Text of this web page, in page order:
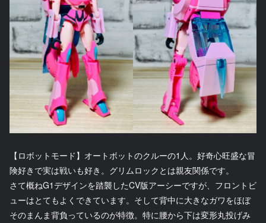
【ロボットモード】オートボットのクルーの1人。好奇心旺盛な冒
険好きで実は戦いも好き。グリムロックとは親友関係です。
さて概ねG1デザインを踏襲したCV版アーシーですが、フロントビ
ューはとてもよくできています。そして背中に大きなガワをほぼ
そのまんま背負っているのが特徴。特に腰から下は変形丸投げみ